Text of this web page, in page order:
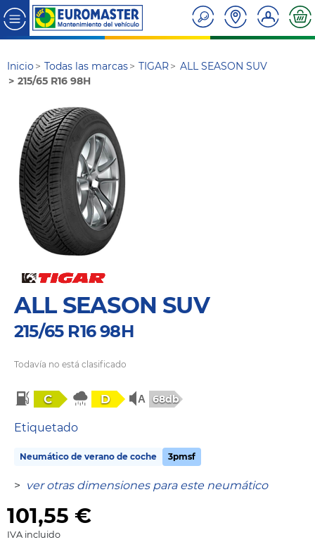
Inicio Todas las marcas TIGAR
ALL SEASON SUV
215/65 R16 98H
ALL SEASON SUV
215/65 R16 98H
Todavía no está clasificado
C D 68db
Etiquetado
Neumático de verano de coche 3pmsf
> ver otras dimensiones para este neumático
101,55 €
IVA incluido